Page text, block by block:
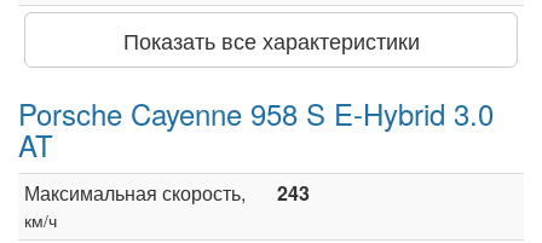
Показать все характеристики
Porsche Cayenne 958 S E-Hybrid 3.0
AT
Максимальная скорость,
км/ч
243